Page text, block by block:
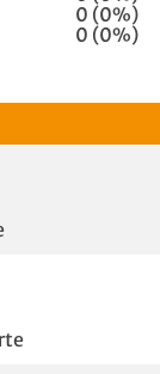
0 (0%)
0 (0%)